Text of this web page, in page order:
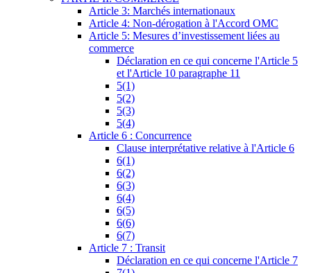
Article 3: Marchés internationaux
Article 4: Non-dérogation à l'Accord OMC
Article 5: Mesures d’investissement liées au
commerce
Déclaration en ce qui concerne l'Article 5
et l'Article 10 paragraphe 11
5(1)
5(2)
5(3)
5(4)
Article 6 : Concurrence
Clause interprétative relative à l'Article 6
6(1)
6(2)
6(3)
6(4)
6(5)
6(6)
6(7)
Article 7 : Transit
Déclaration en ce qui concerne l'Article 7